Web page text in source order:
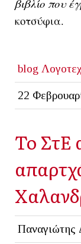
βιβλίο που
κοτσύφια.
blog
22
Το ΣτΕ
Παναγιώτης